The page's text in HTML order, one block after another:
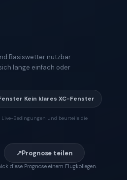
Basiswetter nutzbar
lange einfach oder
Kein klares XC-Fenster
Bedingungen und beurteile die
↗Prognose teilen
diese Prognose einem Flugkollegen.